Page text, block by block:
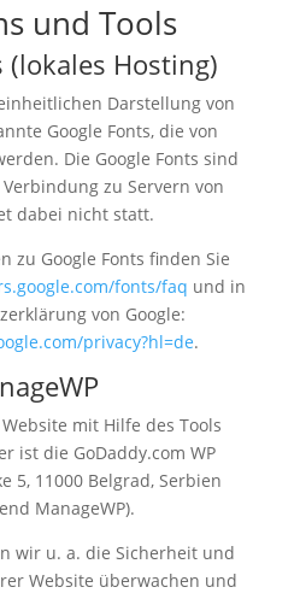
und Tools
(lokales Hosting)
Darstellung von
Google Fonts, die von
Die Google Fonts sind
zu Servern von
dabei nicht statt.
zu Google Fonts finden Sie
fonts/faq und in
von Google:
privacy?hl=de.
mit Hilfe des Tools
ist die GoDaddy.com WP
5, 11000 Belgrad, Serbien
ManageWP).
wir u. a. die Sicherheit und
Website überwachen und